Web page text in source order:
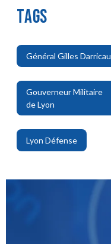
TAGS
Général Gilles Darricau
,
Gouverneur Militaire
de Lyon
,
Lyon Défense